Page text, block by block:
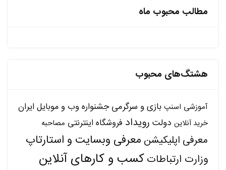
مطالب محبوب ماه
هشتگ‌های محبوب
آموزشی اسنپ بازی و سرگرمی جشنواره وب و موبایل ایران
خرید آنلاین دولت رویداد فروشگاه اینترنتی مصاحبه
معرفی اپلیکیشن معرفی وبسایت و استارتاپ
وزارت ارتباطاتکسب و کارهای آنلاین